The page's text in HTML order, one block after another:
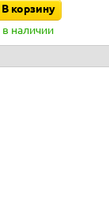
В корзину
в наличии